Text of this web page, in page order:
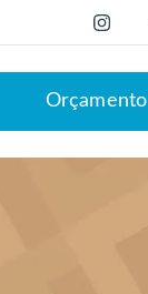
Orçamento